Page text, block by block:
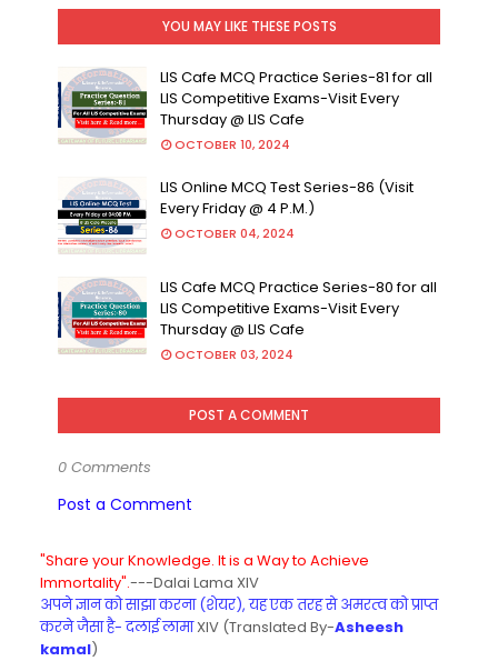
YOU MAY LIKE THESE POSTS
LIS Cafe MCQ Practice Series-81 for all
LIS Competitive Exams-Visit Every
Thursday @ LIS Cafe
OCTOBER 10, 2024
LIS Online MCQ Test Series-86 (Visit
Every Friday @ 4 P.M.)
OCTOBER 04, 2024
LIS Cafe MCQ Practice Series-80 for all
LIS Competitive Exams-Visit Every
Thursday @ LIS Cafe
OCTOBER 03, 2024
POST A COMMENT
0 Comments
Post a Comment
"Share your Knowledge. It is a Way to Achieve
Immortality".---Dalai Lama XIV
अपने ज्ञान को साझा करना (शेयर), यह एक तरह से अमरत्व को प्राप्त
करने जैसा है- दलाई लामाXIV (Translated By-Asheesh
kamal)